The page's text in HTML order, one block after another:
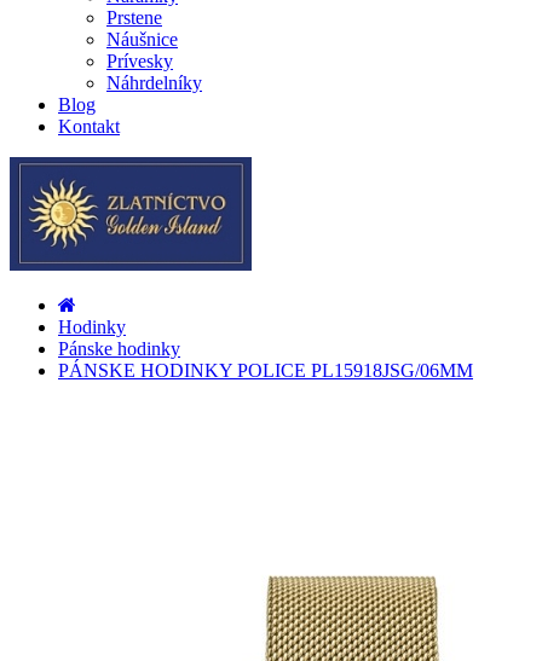
Prstene
Náušnice
Prívesky
Náhrdelníky
Blog
Kontakt
Hodinky
Pánske hodinky
PÁNSKE HODINKY POLICE PL15918JSG/06MM